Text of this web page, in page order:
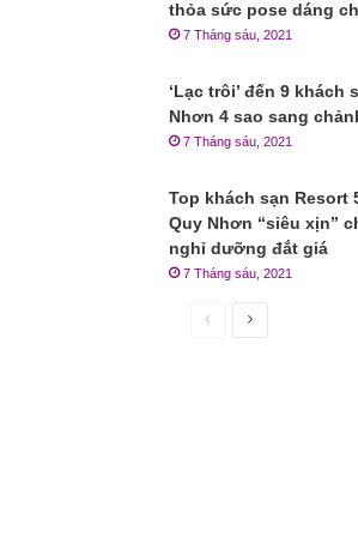
thỏa sức pose dáng
7 Tháng sáu, 2021
‘Lạc trôi’ đến 9 khách
Nhơn 4 sao sang
7 Tháng sáu, 2021
Top khách sạn Resort
Quy Nhơn “siêu xịn”
nghỉ dưỡng đắt giá
7 Tháng sáu, 2021
Trang